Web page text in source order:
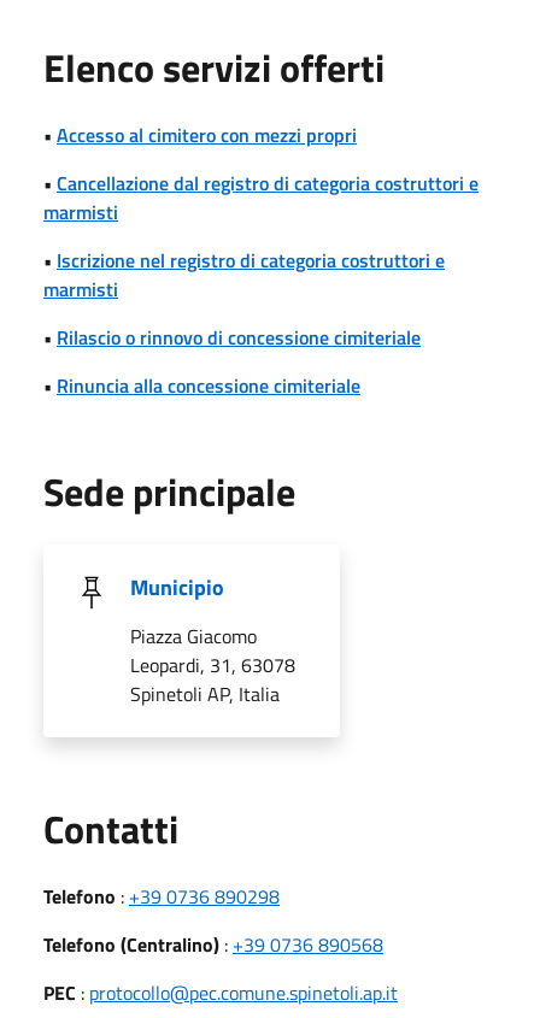
Elenco servizi offerti
• Accesso al cimitero con mezzi propri
• Cancellazione dal registro di categoria costruttori e
marmisti
• Iscrizione nel registro di categoria costruttori e
marmisti
• Rilascio o rinnovo di concessione cimiteriale
• Rinuncia alla concessione cimiteriale
Sede principale
Municipio
Piazza Giacomo
Leopardi, 31, 63078
Spinetoli AP, Italia
Contatti
Telefono : +39 0736 890298
Telefono (Centralino) : +39 0736 890568
PEC : protocollo@pec.comune.spinetoli.ap.it